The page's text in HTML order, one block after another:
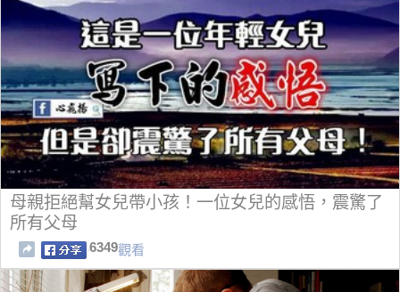
母親拒絕幫女兒帶小孩！一位女兒的感悟，震驚了
所有父母
6349觀看